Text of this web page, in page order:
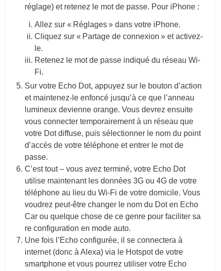
réglage) et retenez le mot de passe. Pour iPhone :
Allez sur « Réglages » dans votre iPhone.
Cliquez sur « Partage de connexion » et activez-
le.
Retenez le mot de passe indiqué du réseau Wi-
Fi.
Sur votre Echo Dot, appuyez sur le bouton d’action
et maintenez-le enfoncé jusqu’à ce que l’anneau
lumineux devienne orange. Vous devrez ensuite
vous connecter temporairement à un réseau que
votre Dot diffuse, puis sélectionner le nom du point
d’accès de votre téléphone et entrer le mot de
passe.
C’est tout – vous avez terminé, votre Echo Dot
utilise maintenant les données 3G ou 4G de votre
téléphone au lieu du Wi-Fi de votre domicile. Vous
voudrez peut-être changer le nom du Dot en Echo
Car ou quelque chose de ce genre pour faciliter sa
re configuration en mode auto.
Une fois l’Echo configurée, il se connectera à
internet (donc à Alexa) via le Hotspot de votre
smartphone et vous pourrez utiliser votre Echo